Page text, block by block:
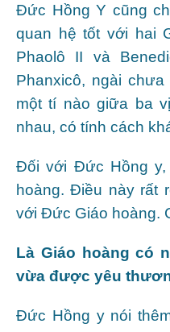
Đức Hồng Y cũng
quan hệ tốt với hai
Phaolô II và
Phanxicô, ngài
một tí nào giữa ba
nhau, có tính cách
Đối với Đức Hồng y,
hoàng. Điều này rất
với Đức Giáo hoàng.
Là Giáo hoàng có
vừa được yêu
Đức Hồng y nói